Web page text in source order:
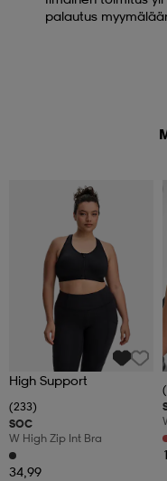
palautus
High Support
(233)
SOC
W High Zip Int Bra
34,99